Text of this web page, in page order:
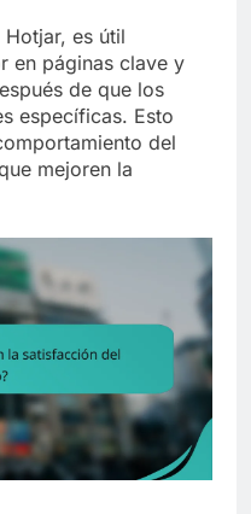
es útil
en páginas clave y
de que los
específicas. Esto
del
mejoren la